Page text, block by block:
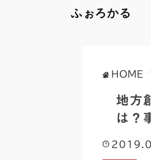
ふぉろかる
HOME >
地方
は？